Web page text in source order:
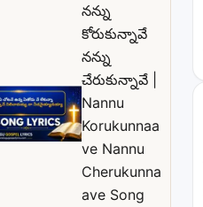
నన్ను
కోరుకున్నావే
నన్ను
చేరుకున్నావే |
Nannu
Korukunnaa
ve Nannu
Cherukunna
ave Song